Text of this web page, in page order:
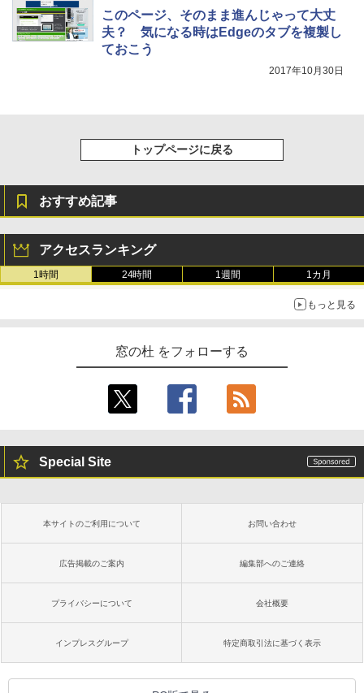
このページ、そのまま進んじゃって大丈
夫？ 気になる時はEdgeのタブを複製し
ておこう
2017年10月30日
トップページに戻る
おすすめ記事
アクセスランキング
1時間 24時間 1週間 1カ月
もっと見る
窓の杜 をフォローする
Special Site
本サイトのご利用について お問い合わせ
広告掲載のご案内 編集部へのご連絡
プライバシーについて 会社概要
インプレスグループ 特定商取引法に基づく表示